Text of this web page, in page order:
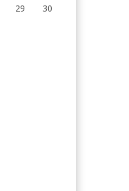
29
30